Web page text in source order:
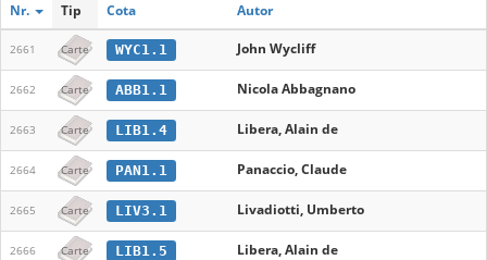
Nr. Tip Cota Autor
2661 Carte WYC1.1 John Wycliff
2662 Carte ABB1.1 Nicola Abbagnano
2663 Carte LIB1.4 Libera, Alain de
2664 Carte PAN1.1 Panaccio, Claude
2665 Carte LIV3.1 Livadiotti, Umberto
2666 Carte LIB1.5 Libera, Alain de